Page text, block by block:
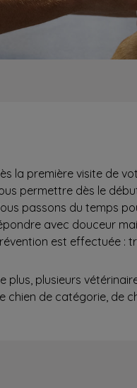
la première visite de
permettre dès le
passons du temps
avec douceur
est effectuée :
plus, plusieurs
chien de catégorie, de